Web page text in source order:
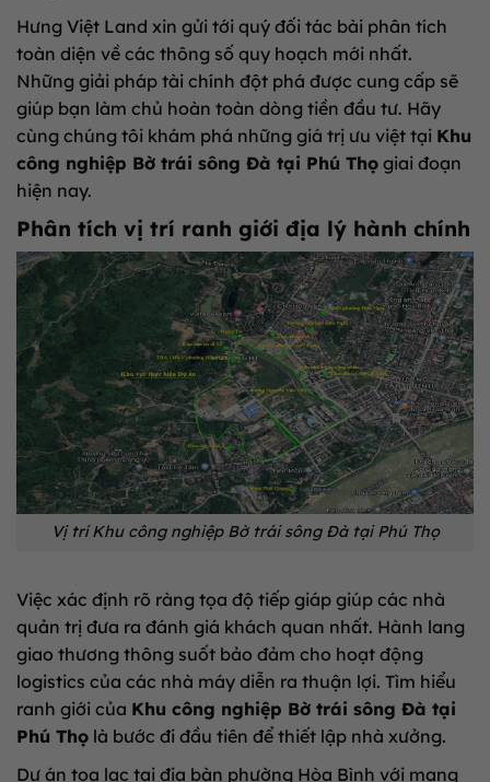
Hưng Việt Land xin gửi tới quý đối tác bài phân tích
toàn diện về các thông số quy hoạch mới nhất.
Những giải pháp tài chính đột phá được cung cấp sẽ
giúp bạn làm chủ hoàn toàn dòng tiền đầu tư. Hãy
cùng chúng tôi khám phá những giá trị ưu việt tại Khu
công nghiệp Bờ trái sông Đà tại Phú Thọ giai đoạn
hiện nay.
Phân tích vị trí ranh giới địa lý hành chính
Vị trí Khu công nghiệp Bờ trái sông Đà tại Phú Thọ
Việc xác định rõ ràng tọa độ tiếp giáp giúp các nhà
quản trị đưa ra đánh giá khách quan nhất. Hành lang
giao thương thông suốt bảo đảm cho hoạt động
logistics của các nhà máy diễn ra thuận lợi. Tìm hiểu
ranh giới của Khu công nghiệp Bờ trái sông Đà tại
Phú Thọ là bước đi đầu tiên để thiết lập nhà xưởng.
Dự án tọa lạc tại địa bàn phường Hòa Bình với mạng